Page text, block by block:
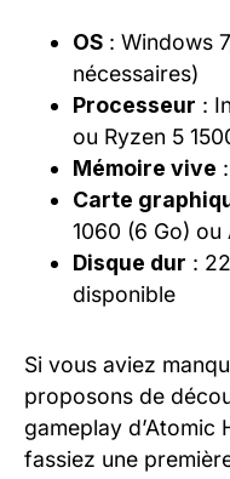
OS : Windows
nécessaires)
Processeur :
ou Ryzen 5
Mémoire vive
Carte
1060 (6 Go) ou
Disque dur :
disponible
Si vous aviez
proposons de
gameplay d’Atomic
fassiez une